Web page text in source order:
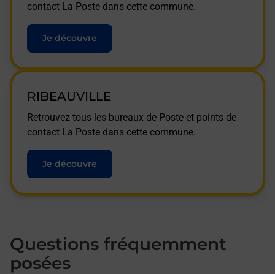
contact La Poste dans cette commune.
Je découvre
RIBEAUVILLE
Retrouvez tous les bureaux de Poste et points de
contact La Poste dans cette commune.
Je découvre
Questions fréquemment
posées